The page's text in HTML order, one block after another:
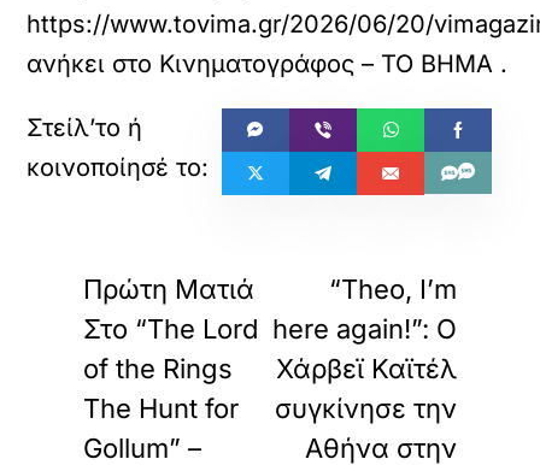
https://www.tovima.gr/2026/06/20/
ανήκει στο Κινηματογράφος – ΤΟ ΒΗΜΑ .
Πρώτη Ματιά
Στο “The Lord
of the Rings
The Hunt for
Gollum” –
“Theo, I’m
here again!”: Ο
Χάρβεϊ Καϊτέλ
συγκίνησε την
Αθήνα στην